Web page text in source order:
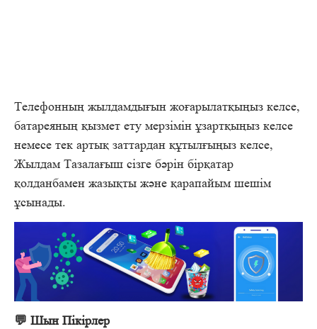
Телефонның жылдамдығын жоғарылатқыңыз келсе,
батареяның қызмет ету мерзімін ұзартқыңыз келсе
немесе тек артық заттардан құтылғыңыз келсе,
Жылдам Тазалағыш сізге бәрін бірқатар
қолданбамен жазықты және қарапайым шешім
ұсынады.
💬 Шын Пікірлер